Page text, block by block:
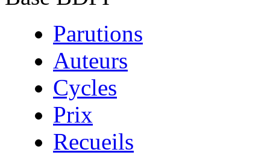
Parutions
Auteurs
Cycles
Prix
Recueils